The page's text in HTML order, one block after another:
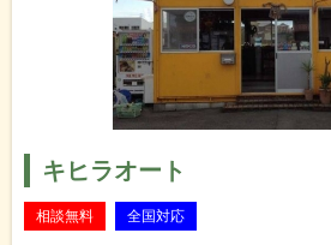
キヒラオート
相談無料 全国対応